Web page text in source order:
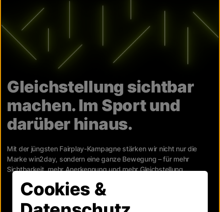
Gleichstellung sichtbar
machen. Im Sport und
darüber hinaus.
Mit der jüngsten Fairplay-Kampagne stärken wir nicht nur die
Marke win2day, sondern eine ganze Bewegung – für mehr
Sichtbarkeit, mehr Anerkennung und mehr Gleichstellung.
Cookies &